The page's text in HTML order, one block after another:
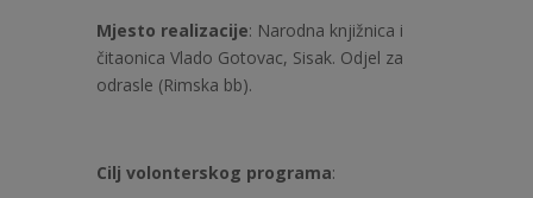
Mjesto realizacije: Narodna knjižnica i
čitaonica Vlado Gotovac, Sisak. Odjel za
odrasle (Rimska bb).
Cilj volonterskog programa: